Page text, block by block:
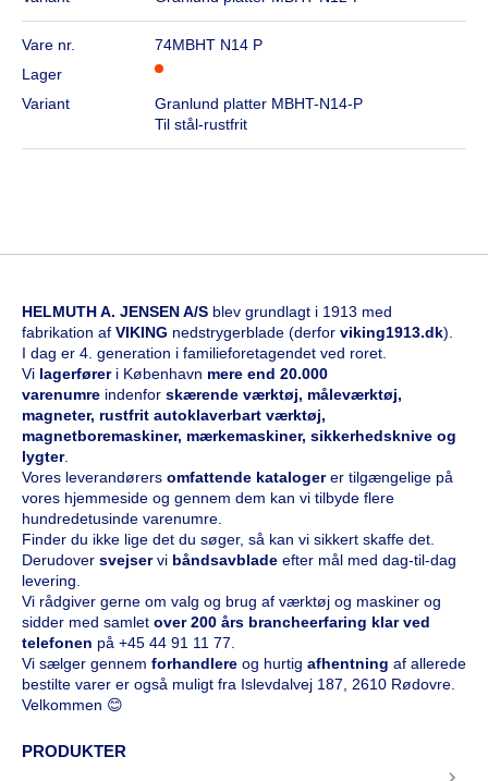
Vare nr.
74MBHT N14 P
Lager
Variant
Granlund platter MBHT-N14-P
Til stål-rustfrit
HELMUTH A. JENSEN A/S blev grundlagt i 1913 med
fabrikation af VIKING nedstrygerblade (derfor viking1913.dk).
I dag er 4. generation i familieforetagendet ved roret.
Vi lagerfører i København mere end 20.000
varenumre indenfor skærende værktøj, måleværktøj,
magneter, rustfrit autoklaverbart værktøj,
magnetboremaskiner, mærkemaskiner, sikkerhedsknive og
lygter.
Vores leverandørers omfattende katalogerer tilgængelige på
vores hjemmeside og gennem dem kan vi tilbyde flere
hundredetusinde varenumre.
Finder du ikke lige det du søger, så kan vi sikkert skaffe det.
Derudover svejservi båndsavblade efter mål med dag-til-dag
levering.
Vi rådgiver gerne om valg og brug af værktøj og maskiner og
sidder med samlet over 200 års brancheerfaring klar ved
telefonen på +45 44 91 11 77
Vi sælger gennem forhandlere og hurtig afhentning af allerede
bestilte varer er også muligt fra Islevdalvej 187, 2610 Rødovre.
Velkommen 😊
PRODUKTER